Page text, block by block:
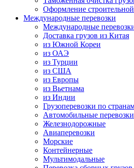
Оформление
Международные перевозки
Международные
Доставка грузов из Китая
из Южной Кореи
из ОАЭ
из Турции
из США
из Европы
из Вьетнама
из Индии
Грузоперевозки по
Автомобильные перевозки
Железнодорожные
Авиаперевозки
Морские
Контейнерные
Мультимодальные